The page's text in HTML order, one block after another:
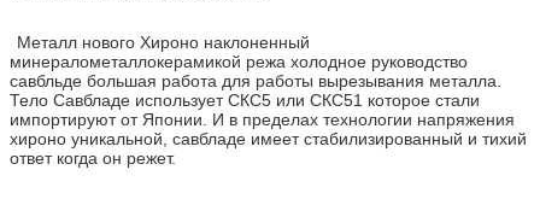
Металл нового Хироно наклоненный
минералометаллокерамикой режа холодное руководство
савбльде большая работа для работы вырезывания металла.
Тело Савбладе использует СКС5 или СКС51 которое стали
импортируют от Японии. И в пределах технологии напряжения
хироно уникальной, савбладе имеет стабилизированный и тихий
ответ когда он режет.